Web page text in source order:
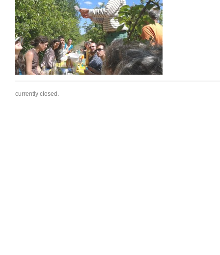
currently closed.